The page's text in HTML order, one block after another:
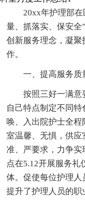
20xx年护理部
量、抓落实、保安全
创新服务理念，凝
作。
一、提高服务质
按照三好一满
自己特点制定不同
唤、入出院护士全
室温馨、无惧，供
准、严要求，力争实
点在5.12开展服务礼
体。促使每位护理人
提升了护理人员的